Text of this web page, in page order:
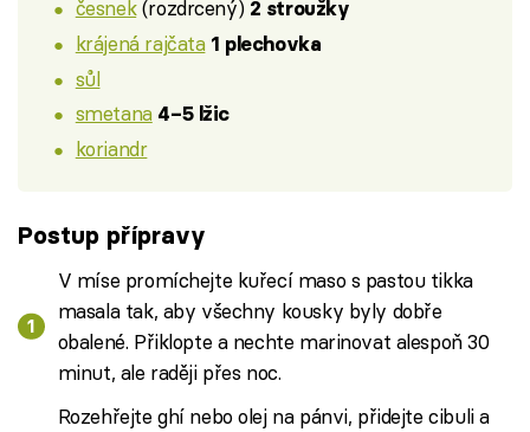
česnek(rozdrcený) 2 stroužky
krájená rajčata 1 plechovka
sůl
smetana 4–5 lžic
koriandr
Postup přípravy
V míse promíchejte kuřecí maso s pastou tikka
masala tak, aby všechny kousky byly dobře
obalené. Přiklopte a nechte marinovat alespoň 30
minut, ale raději přes noc.
Rozehřejte ghí nebo olej na pánvi, přidejte cibuli a